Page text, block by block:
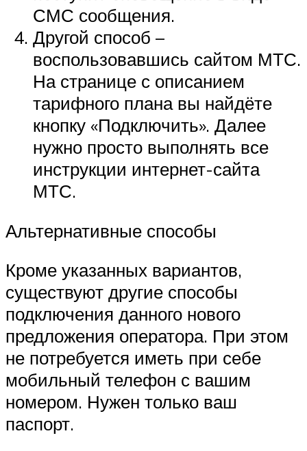
СМС сообщения.
Другой способ –
воспользовавшись сайтом МТС.
На странице с описанием
тарифного плана вы найдёте
кнопку «Подключить». Далее
нужно просто выполнять все
инструкции интернет-сайта
МТС.
Альтернативные способы
Кроме указанных вариантов,
существуют другие способы
подключения данного нового
предложения оператора. При этом
не потребуется иметь при себе
мобильный телефон с вашим
номером. Нужен только ваш
паспорт.